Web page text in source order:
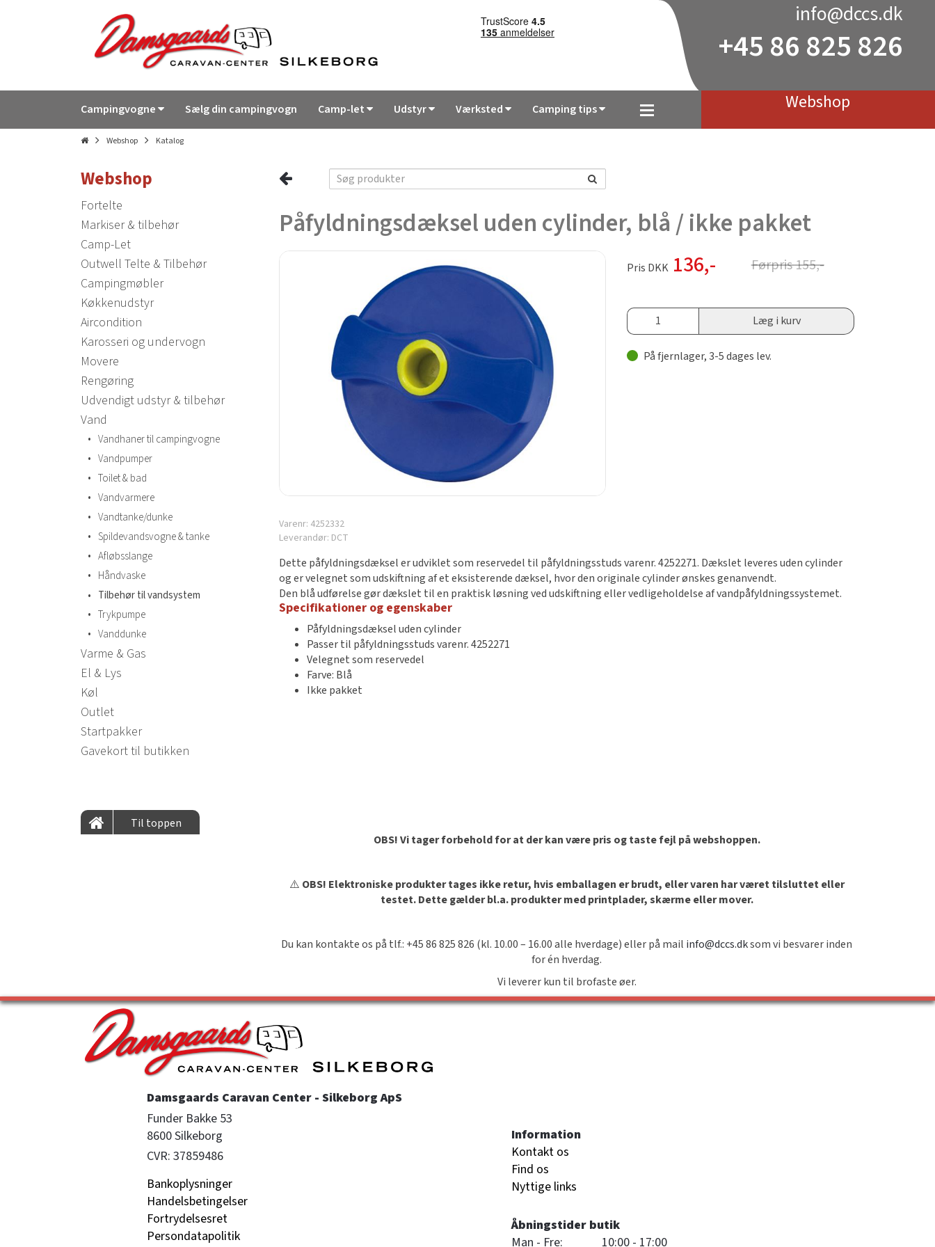
info@dccs.dk
+45 86 825 826
Campingvogne Sælg din campingvogn Camp-let Udstyr Værksted Camping tips Webshop
Webshop Katalog
Webshop
Fortelte
Markiser & tilbehør
Camp-Let
Outwell Telte & Tilbehør
Campingmøbler
Køkkenudstyr
Aircondition
Karosseri og undervogn
Movere
Rengøring
Udvendigt udstyr & tilbehør
Vand
• Vandhaner til campingvogne
• Vandpumper
• Toilet & bad
• Vandvarmere
• Vandtanke/dunke
• Spildevandsvogne & tanke
• Afløbsslange
• Håndvaske
• Tilbehør til vandsystem
• Trykpumpe
• Vanddunke
Varme & Gas
El & Lys
Køl
Outlet
Startpakker
Gavekort til butikken
Påfyldningsdæksel uden cylinder, blå / ikke pakket
Pris DKK 136,- Førpris155,-
Læg i kurv
På fjernlager, 3-5 dages lev.
Varenr: 4252332
Leverandør: DCT
Dette påfyldningsdæksel er udviklet som reservedel til påfyldningsstuds varenr. 4252271. Dækslet leveres uden cylinder
og er velegnet som udskiftning af et eksisterende dæksel, hvor den originale cylinder ønskes genanvendt.
Den blå udførelse gør dækslet til en praktisk løsning ved udskiftning eller vedligeholdelse af vandpåfyldningssystemet.
Specifikationer og egenskaber
Påfyldningsdæksel uden cylinder
Passer til påfyldningsstuds varenr. 4252271
Velegnet som reservedel
Farve: Blå
Ikke pakket
Til toppen
OBS! Vi tager forbehold for at der kan være pris og taste fejl på webshoppen.
⚠️ OBS! Elektroniske produkter tages ikke retur, hvis emballagen er brudt, eller varen har været tilsluttet eller
testet. Dette gælder bl.a. produkter med printplader, skærme eller mover.
Du kan kontakte os på tlf.: +45 86 825 826 (kl. 10.00 – 16.00 alle hverdage) eller på mail info@dccs.dksom vi besvarer inden
for én hverdag.
Vi leverer kun til brofaste øer.
Damsgaards Caravan Center - Silkeborg ApS
Funder Bakke 53
8600 Silkeborg
CVR: 37859486
Bankoplysninger
Handelsbetingelser
Fortrydelsesret
Persondatapolitik
Information
Kontakt os
Find os
Nyttige links
Åbningstider butik
Man - Fre:
10:00 - 17:00